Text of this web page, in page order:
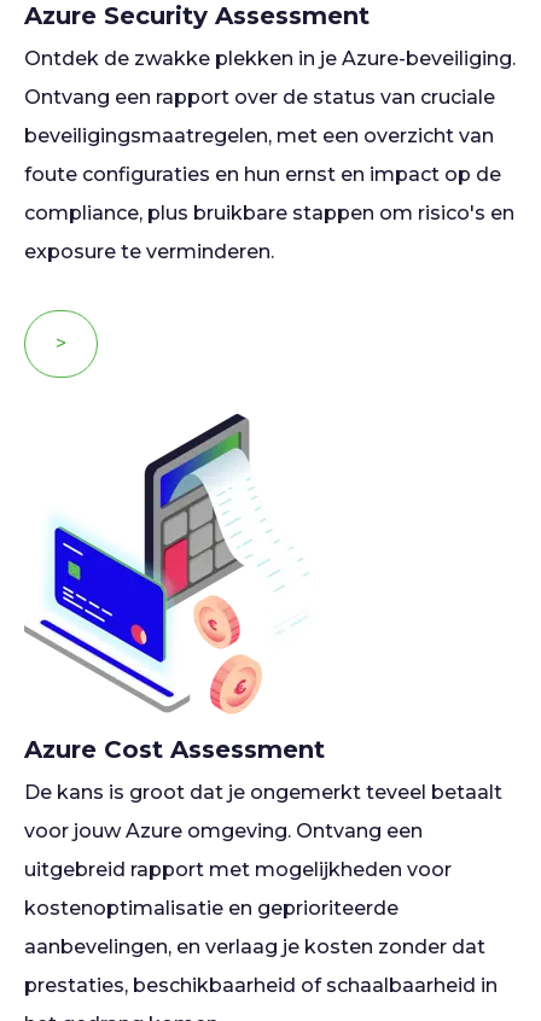
Azure Security Assessment
Ontdek de zwakke plekken in je Azure-beveiliging.
Ontvang een rapport over de status van cruciale
beveiligingsmaatregelen, met een overzicht van
foute configuraties en hun ernst en impact op de
compliance, plus bruikbare stappen om risico's en
exposure te verminderen.
>
Azure Cost Assessment
De kans is groot dat je ongemerkt teveel betaalt
voor jouw Azure omgeving. Ontvang een
uitgebreid rapport met mogelijkheden voor
kostenoptimalisatie en geprioriteerde
aanbevelingen, en verlaag je kosten zonder dat
prestaties, beschikbaarheid of schaalbaarheid in